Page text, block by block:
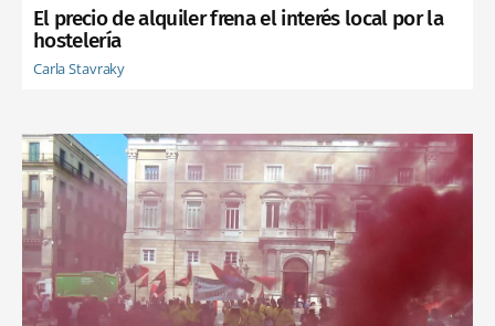
El precio de alquiler frena el interés local por la
hostelería
Carla Stavraky